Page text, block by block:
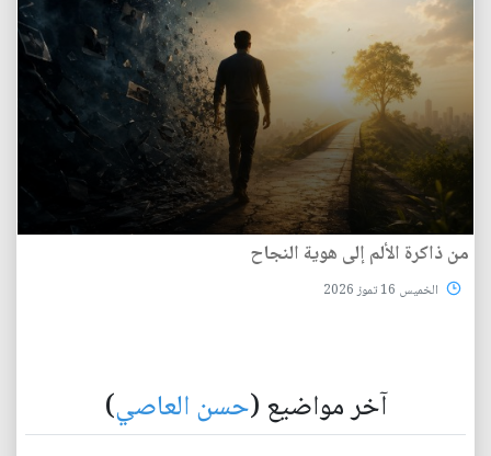
من ذاكرة الألم إلى هوية النجاح
الخميس 16 تموز 2026
آخر مواضيع (حسن العاصي)